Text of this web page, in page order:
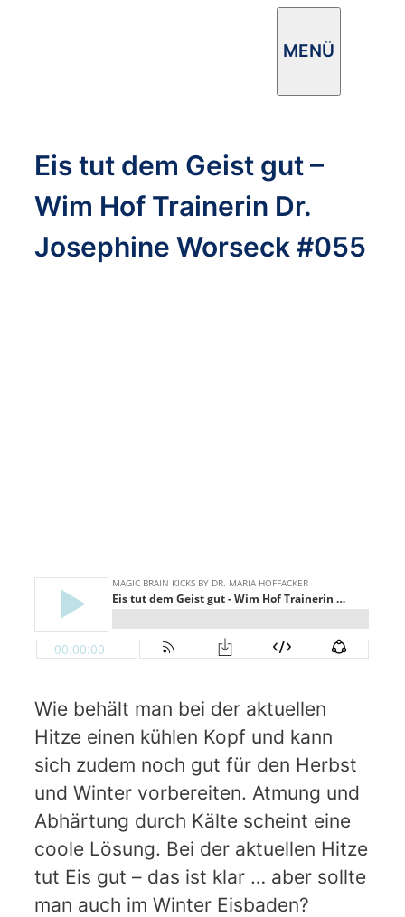
MENÜ
Eis tut dem Geist gut –
Wim Hof Trainerin Dr.
Josephine Worseck #055
Wie behält man bei der aktuellen
Hitze einen kühlen Kopf und kann
sich zudem noch gut für den Herbst
und Winter vorbereiten. Atmung und
Abhärtung durch Kälte scheint eine
coole Lösung. Bei der aktuellen Hitze
tut Eis gut – das ist klar … aber sollte
man auch im Winter Eisbaden?